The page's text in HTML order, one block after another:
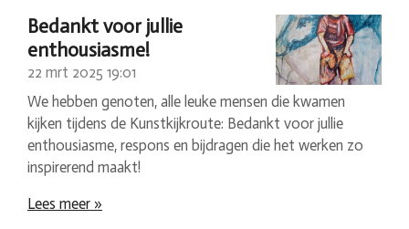
Bedankt voor jullie
enthousiasme!
22 mrt 2025 19:01
We hebben genoten, alle leuke mensen die kwamen
kijken tijdens de Kunstkijkroute: Bedankt voor jullie
enthousiasme, respons en bijdragen die het werken zo
inspirerend maakt!
Lees meer »